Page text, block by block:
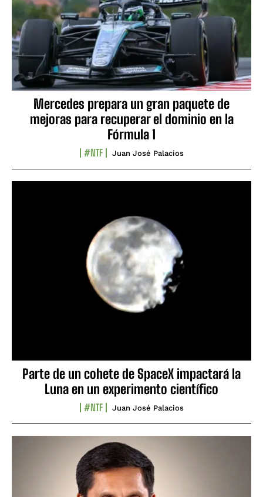
Mercedes prepara un gran paquete de
mejoras para recuperar el dominio en la
Fórmula 1
#NTF Juan José Palacios
Parte de un cohete de SpaceX impactará la
Luna en un experimento científico
#NTF Juan José Palacios